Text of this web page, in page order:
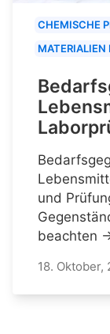
CHEMISCHE
und
beachten
18. Oktober,